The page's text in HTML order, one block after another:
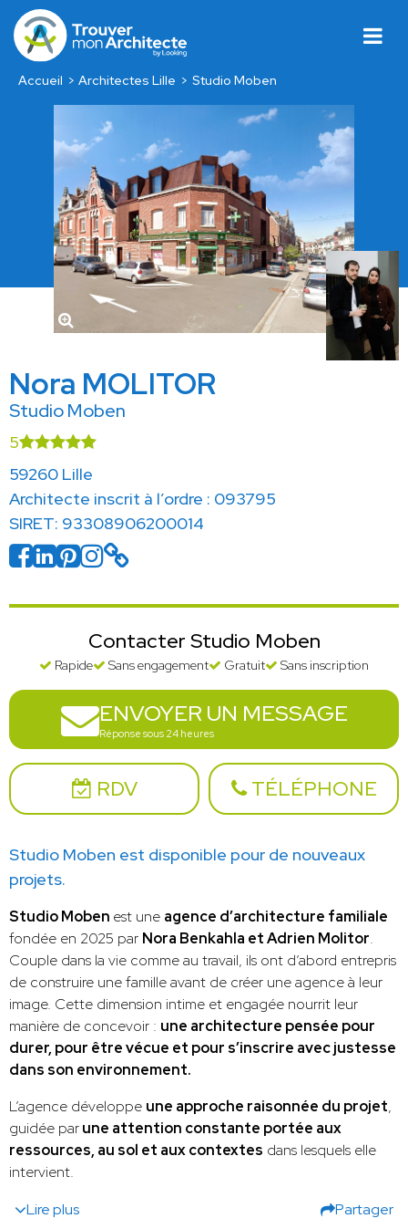
Accueil Architectes Lille Studio Moben
Nora MOLITOR
Studio Moben
5
59260 Lille
Architecte inscrit à l’ordre : 093795
SIRET: 93308906200014
Contacter Studio Moben
Rapide Sans engagement Gratuit Sans inscription
ENVOYER UN MESSAGE
Réponse sous 24 heures
RDV TÉLÉPHONE
Studio Moben est disponible pour de nouveaux
projets.
Studio Moben est une agence d’architecture familiale
fondée en 2025 par Nora Benkahla et Adrien Molitor.
Couple dans la vie comme au travail, ils ont d’abord entrepris
de construire une famille avant de créer une agence à leur
image. Cette dimension intime et engagée nourrit leur
manière de concevoir : une architecture pensée pour
durer, pour être vécue et pour s’inscrire avec justesse
dans son environnement.
L’agence développe une approche raisonnée du projet,
guidée parune attention constante portée aux
ressources, au sol et aux contextes dans lesquels elle
intervient.
Lire plus
Partager